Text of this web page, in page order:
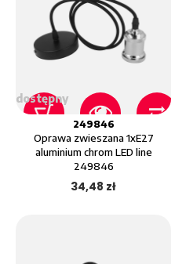
dostępny
249846
Oprawa zwieszana 1xE27
aluminium chrom LED line
249846
34,48 zł